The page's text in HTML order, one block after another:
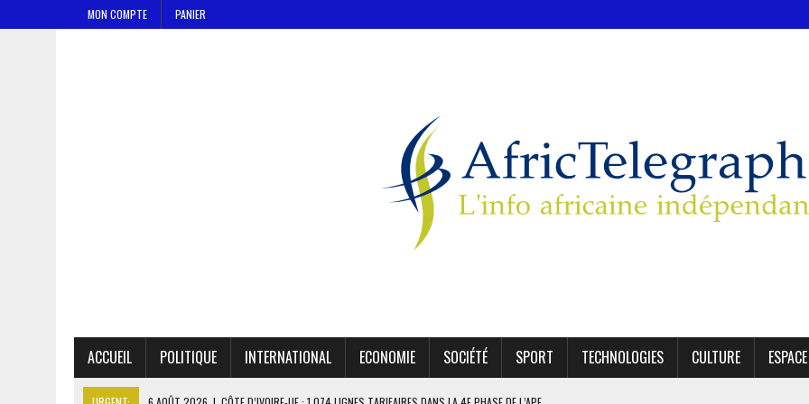
MON COMPTE PANIER
ACCUEIL POLITIQUE INTERNATIONAL ECONOMIE SOCIÉTÉ SPORT TECHNOLOGIES CULTURE